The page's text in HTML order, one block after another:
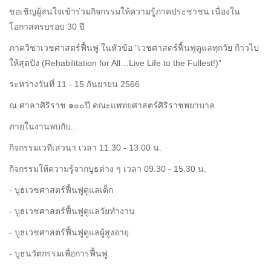
ขอเชิญผู้สนใจเข้าร่วมกิจกรรมให้ความรู้ภาคประชาชน เนื่องใน
โอกาสครบรอบ 30 ปี
ภาควิชาเวชศาสตร์ฟื้นฟู ในหัวข้อ "เวชศาสตร์ฟื้นฟูดูแลทุกวัย ก้าวไป
ให้สุดปัง (Rehabilitation for All…Live Life to the Fullest!)"
ระหว่างวันที่ 11 - 15 กันยายน 2566
ณ ศาลาศิริราช ๑๐๐ปี คณะแพทยศาสตร์ศิริราชพยาบาล
ภายในงานพบกับ..
กิจกรรมเวทีเสวนา เวลา 11.30 - 13.00 น.
กิจกรรมให้ความรู้จากบูธต่าง ๆ เวลา 09.30 - 15.30 น.
- บูธเวชศาสตร์ฟื้นฟูดูแลเด็ก
- บูธเวชศาสตร์ฟื้นฟูดูแลวัยทำงาน
- บูธเวชศาสตร์ฟื้นฟูดูแลผู้สูงอายุ
- บูธนวัตกรรมเพื่อการฟื้นฟู